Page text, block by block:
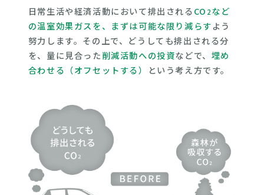
日常生活や経済活動において排出されるCO 2など
の温室効果ガスを、まずは可能な限り減らすよう
努力します。その上で、どうしても排出される分
を、量に見合った削減活動への投資などで、 埋め
合わせる（オフセットする）
という考え方です。